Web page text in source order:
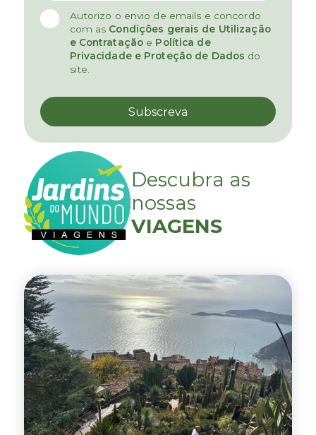
Autorizo o envio de emails e concordo
com as Condições gerais de Utilização
e Contratação e Política de
Privacidade e Proteção de Dados do
site.
Descubra as
nossas
VIAGENS